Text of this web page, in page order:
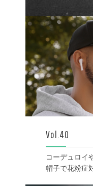
Vol.40
コーデュロイ
帽子で花粉症